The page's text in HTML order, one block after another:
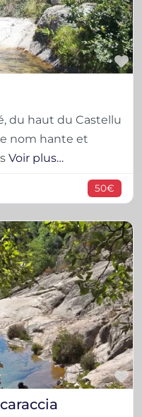
du haut du Castellu
nom hante et
Voir plus…
50€